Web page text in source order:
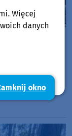
z Borów
FM swój
Więcej
danych
okno